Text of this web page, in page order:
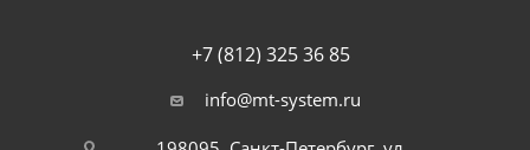
+7 (812) 325 36 85
info@mt-system.ru